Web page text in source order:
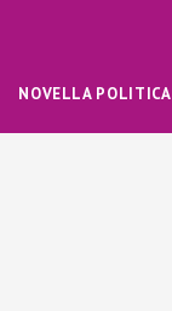
NOVELLA POLITICA